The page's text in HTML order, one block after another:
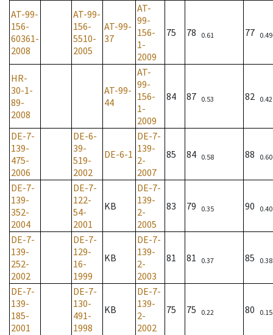
AT-99-
156-
60361-
2008
AT-99-
156-
5510-
2005
AT-99-
37
AT-
99-
156-
1-
2009
75 78 0.61 77 0.49
HR-
30-1-
89-
2008
AT-99-
44
AT-
99-
156-
1-
2009
84 87 0.53 82 0.42
DE-7-
139-
475-
2006
DE-6-
39-
519-
2002
DE-6-1
DE-7-
139-
2-
2007
85 84 0.58 88 0.60
DE-7-
139-
352-
2004
DE-7-
122-
54-
2001
KB
DE-7-
139-
2-
2005
83 79 0.35 90 0.40
DE-7-
139-
252-
2002
DE-7-
129-
16-
1999
KB
DE-7-
139-
2-
2003
81 81 0.37 85 0.38
DE-7-
139-
185-
2001
DE-7-
130-
491-
1998
KB
DE-7-
139-
2-
2002
75 75 0.22 80 0.15